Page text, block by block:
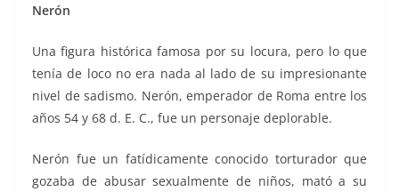
Nerón
Una figura histórica famosa por su locura, pero lo que
tenía de loco no era nada al lado de su impresionante
nivel de sadismo. Nerón, emperador de Roma entre los
años 54 y 68 d. E. C., fue un personaje deplorable.
Nerón fue un fatídicamente conocido torturador que
gozaba de abusar sexualmente de niños, mató a su